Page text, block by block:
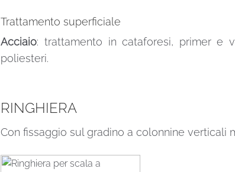
Trattamento superficiale
Acciaio: trattamento in cataforesi, primer e
poliesteri.
RINGHIERA
Con fissaggio sul gradino a colonnine verticali